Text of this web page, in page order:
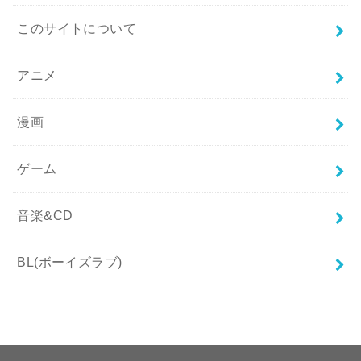
このサイトについて
アニメ
漫画
ゲーム
音楽&CD
BL(ボーイズラブ)